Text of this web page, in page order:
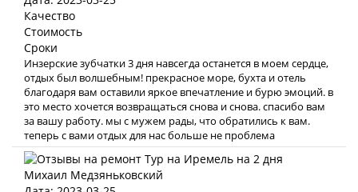
Качество
Стоимость
Сроки
Инзерские зубчатки 3 дня навсегда останется в моем сердце,
отдых был волшебным! прекрасное море, бухта и отель
благодаря вам оставили яркое впечатление и бурю эмоций. в
это место хочется возвращаться снова и снова. спасибо вам
за вашу работу. мы с мужем рады, что обратились к вам.
теперь с вами отдых для нас больше не проблема
Михаил Медзяньковский